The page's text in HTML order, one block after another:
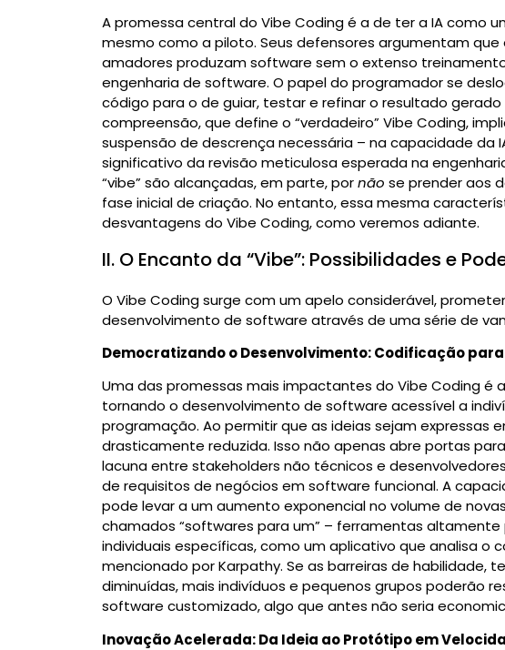
A promessa central do Vibe Coding é a de ter a IA como
mesmo como a piloto. Seus defensores argumentam
amadores produzam software sem o extenso
engenharia de software. O papel do programador se
código para o de guiar, testar e refinar o resultado gerado
compreensão, que define o “verdadeiro” Vibe Coding,
suspensão de descrença necessária – na capacidade da
significativo da revisão meticulosa esperada na
“vibe” são alcançadas, em parte, pornão se prender aos
fase inicial de criação. No entanto, essa mesma
desvantagens do Vibe Coding, como veremos adiante.
II. O Encanto da “Vibe”: Possibilidades e
O Vibe Coding surge com um apelo considerável,
desenvolvimento de software através de uma série de
Democratizando o Desenvolvimento: Codificação
Uma das promessas mais impactantes do Vibe Coding é
tornando o desenvolvimento de software acessível a
programação. Ao permitir que as ideias sejam expressas
drasticamente reduzida. Isso não apenas abre portas
lacuna entre stakeholders não técnicos e
de requisitos de negócios em software funcional. A
pode levar a um aumento exponencial no volume de
chamados “softwares para um” – ferramentas
individuais específicas, como um aplicativo que analisa o
mencionado por Karpathy. Se as barreiras de habilidade,
diminuídas, mais indivíduos e pequenos grupos poderão
software customizado, algo que antes não seria
Inovação Acelerada: Da Ideia ao Protótipo em